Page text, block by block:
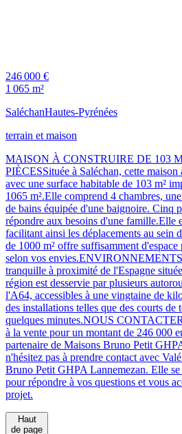
246 000 €
1 065 m²
SaléchanHautes-Pyrénées
terrain et maison
MAISON À CONSTRUIRE DE 103
PIÈCESSituée à Saléchan, cette
avec une surface habitable de 103 m²
1065 m².Elle comprend 4 chambres,
de bains équipée d'une baignoire. Cinq
répondre aux besoins d'une famille.Elle
facilitant ainsi les déplacements au sein
de 1000 m² offre suffisamment
selon vos
tranquille à proximité de l'Espagne
région est desservie par plusieurs
l'A64, accessibles à une vingtaine de
des installations telles que des courts de
quelques minutes.NOUS
à la vente pour un montant de 246 000
partenaire de Maisons Bruno Petit
n'hésitez pas à prendre contact avec
Bruno Petit GHPA Lannemezan. Elle
pour répondre à vos questions et vous
projet.
Haut
de page